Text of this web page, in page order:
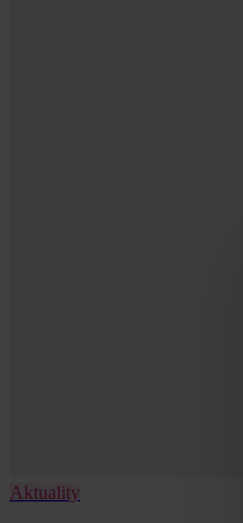
Aktuality